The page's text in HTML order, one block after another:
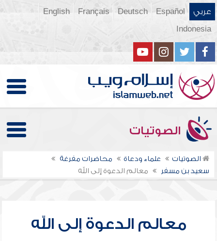
عربي Español
Deutsch
Français
English
Indonesia
الصوتيات
الصوتيات علماء ودعاة
محاضرات مفرغة
سعيد بن مسفر
معالم الدعوة إلى الله
معالم الدعوة إلى الله